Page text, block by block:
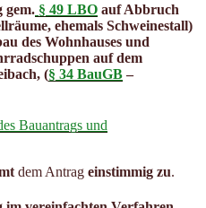
gem. § 49 LBO auf Abbruch
ehemals Schweinestall)
des Wohnhauses und
auf dem
(§ 34 BauGB–
Bauantrags und
dem Antrag einstimmig zu.